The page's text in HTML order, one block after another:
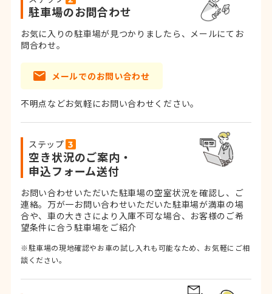
駐車場のお問合わせ
お気に入りの駐車場が見つかりましたら、メールにてお
問合わせ。
メールでのお問い合わせ
不明点などお気軽にお問い合わせください。
ステップ
空き状況のご案内・
申込フォーム送付
お問い合わせいただいた駐車場の空室状況を確認し、ご
連絡。 万が一お問い合わせいただいた駐車場が満車の場
合や、車の大きさにより入庫不可な場合、お客様のご希
望条件に合う駐車場をご紹介
※駐車場の現地確認やお車の試し入れも可能なため、お気軽にご相
談ください。